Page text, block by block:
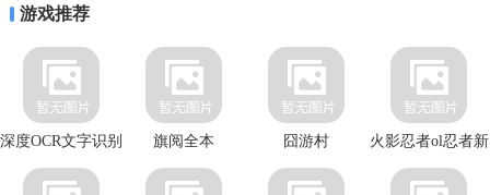
游戏推荐
深度OCR文字识别 旗阅全本 囧游村
火影忍者ol忍者新